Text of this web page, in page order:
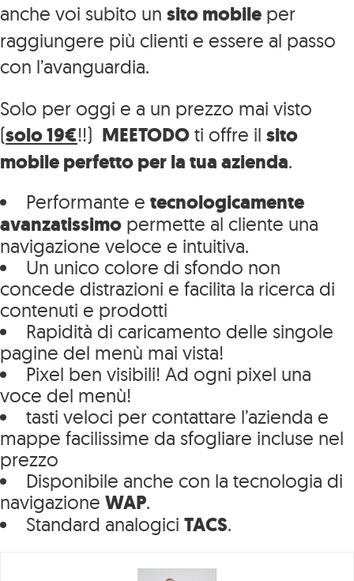
anche voi subito un sito mobile per
raggiungere più clienti e essere al passo
con l’avanguardia.
Solo per oggi e a un prezzo mai visto
(solo 19€!!) MEETODO ti offre il sito
mobile perfetto per la tua azienda.
Performante e tecnologicamente
avanzatissimo permette al cliente una
navigazione veloce e intuitiva.
Un unico colore di sfondo non
concede distrazioni e facilita la ricerca di
contenuti e prodotti
Rapidità di caricamento delle singole
pagine del menù mai vista!
Pixel ben visibili! Ad ogni pixel una
voce del menù!
tasti veloci per contattare l’azienda e
mappe facilissime da sfogliare incluse nel
prezzo
Disponibile anche con la tecnologia di
navigazione WAP.
Standard analogici TACS.